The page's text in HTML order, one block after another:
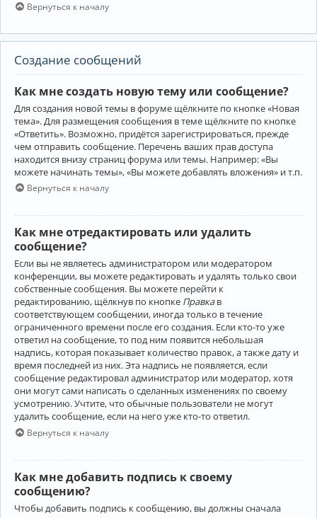
Вернуться к началу
Создание сообщений
Как мне создать новую тему или сообщение?
Для создания новой темы в форуме щёлкните по кнопке «Новая
тема». Для размещения сообщения в теме щёлкните по кнопке
«Ответить». Возможно, придётся зарегистрироваться, прежде
чем отправить сообщение. Перечень ваших прав доступа
находится внизу страниц форума или темы. Например: «Вы
можете начинать темы», «Вы можете добавлять вложения» и т.п.
Вернуться к началу
Как мне отредактировать или удалить
сообщение?
Если вы не являетесь администратором или модератором
конференции, вы можете редактировать и удалять только свои
собственные сообщения. Вы можете перейти к
редактированию, щёлкнув по кнопке Правкав
соответствующем сообщении, иногда только в течение
ограниченного времени после его создания. Если кто-то уже
ответил на сообщение, то под ним появится небольшая
надпись, которая показывает количество правок, а также дату и
время последней из них. Эта надпись не появляется, если
сообщение редактировал администратор или модератор, хотя
они могут сами написать о сделанных изменениях по своему
усмотрению. Учтите, что обычные пользователи не могут
удалить сообщение, если на него уже кто-то ответил.
Вернуться к началу
Как мне добавить подпись к своему
сообщению?
Чтобы добавить подпись к сообщению, вы должны сначала